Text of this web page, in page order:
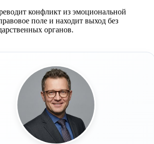
конфликт из эмоциональной
поле и находит выход без
органов.